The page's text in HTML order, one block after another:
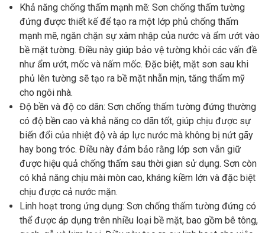
Khả năng chống thấm mạnh mẽ: Sơn chống thấm tường
đứng được thiết kế để tạo ra một lớp phủ chống thấm
mạnh mẽ, ngăn chặn sự xâm nhập của nước và ẩm ướt vào
bề mặt tường. Điều này giúp bảo vệ tường khỏi các vấn đề
như ẩm ướt, mốc và nấm mốc. Đặc biệt, mặt sơn sau khi
phủ lên tường sẽ tạo ra bề mặt nhẵn mịn, tăng thẩm mỹ
cho ngôi nhà.
Độ bền và độ co dãn: Sơn chống thấm tường đứng thường
có độ bền cao và khả năng co dãn tốt, giúp chịu được sự
biến đổi của nhiệt độ và áp lực nước mà không bị nứt gãy
hay bong tróc. Điều này đảm bảo rằng lớp sơn vẫn giữ
được hiệu quả chống thấm sau thời gian sử dụng. Sơn còn
có khả năng chịu mài mòn cao, kháng kiềm lớn và đặc biệt
chịu được cả nước mặn.
Linh hoạt trong ứng dụng: Sơn chống thấm tường đứng có
thể được áp dụng trên nhiều loại bề mặt, bao gồm bê tông,